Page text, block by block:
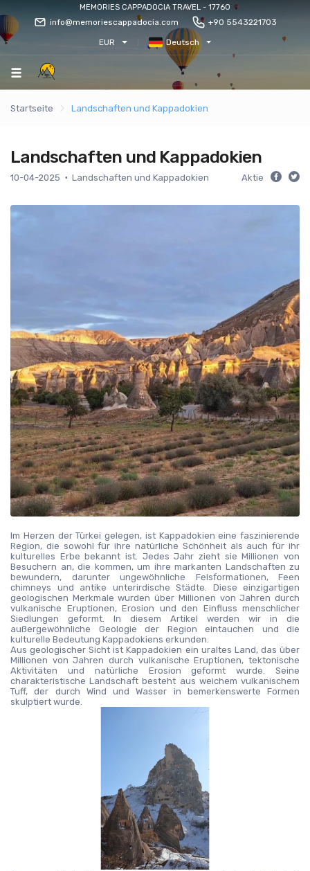
MEMORIES CAPPADOCIA TRAVEL - 17760
info@memoriescappadocia.com +90 5543221703
EUR Deutsch
Startseite Landschaften und Kappadokien
Landschaften und Kappadokien
10-04-2025 Landschaften und Kappadokien Aktie
Im Herzen der Türkei gelegen, ist Kappadokien eine faszinierende
Region, die sowohl für ihre natürliche Schönheit als auch für ihr
kulturelles Erbe bekannt ist. Jedes Jahr zieht sie Millionen von
Besuchern an, die kommen, um ihre markanten Landschaften zu
bewundern, darunter ungewöhnliche Felsformationen, Feen
chimneys und antike unterirdische Städte. Diese einzigartigen
geologischen Merkmale wurden über Millionen von Jahren durch
vulkanische Eruptionen, Erosion und den Einfluss menschlicher
Siedlungen geformt. In diesem Artikel werden wir in die
außergewöhnliche Geologie der Region eintauchen und die
kulturelle Bedeutung Kappadokiens erkunden.
Aus geologischer Sicht ist Kappadokien ein uraltes Land, das über
Millionen von Jahren durch vulkanische Eruptionen, tektonische
Aktivitäten und natürliche Erosion geformt wurde. Seine
charakteristische Landschaft besteht aus weichem vulkanischem
Tuff, der durch Wind und Wasser in bemerkenswerte Formen
skulptiert wurde.